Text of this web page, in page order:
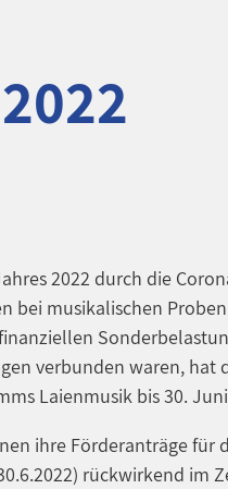
2022 durch die
bei musikalischen
verbunden waren, hat
Laienmusik bis 30.
ihre Förderanträge für
rückwirkend im